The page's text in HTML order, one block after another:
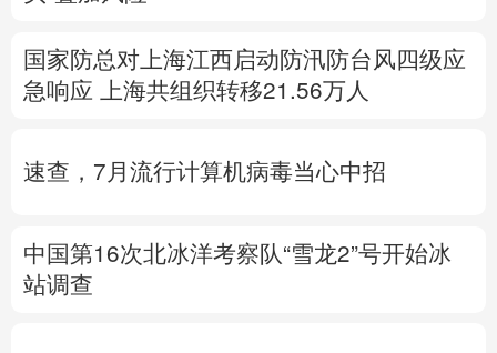
国家防总对上海江西启动防汛防台风四级应
急响应
上海共组织转移21.56万人
速查，7月流行计算机病毒当心中招
中国第16次北冰洋考察队“雪龙2”号开始冰
站调查